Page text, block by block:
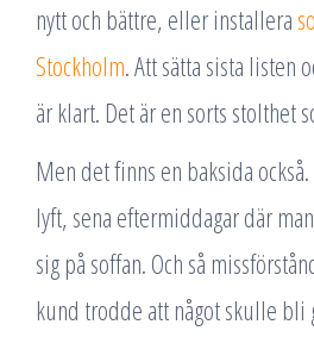
nytt och bättre, eller installera
Stockholm. Att sätta sista listen
är klart. Det är en sorts stolthet
Men det finns en baksida
lyft, sena eftermiddagar där
sig på soffan. Och så
kund trodde att något skulle bli